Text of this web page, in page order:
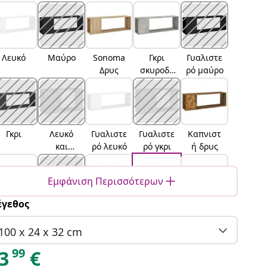
Λευκό Μαύρο
Sonoma
Δρυς
Γκρι
σκυροδέ
ματος
Γυαλιστε
ρό μαύρο
Γκρι
Λευκό
και
sonoma
Γυαλιστε
ρό λευκό
Γυαλιστε
ρό γκρι
Καπνιστ
ή δρυς
Γκρι
Εμφάνιση Περισσότερων
x 24 x 32 cm
99 €